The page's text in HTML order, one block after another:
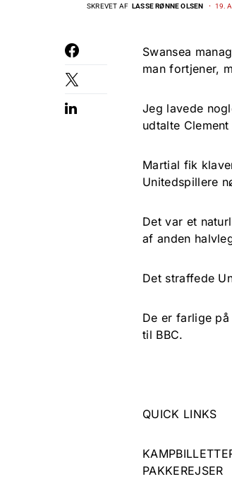
SKREVET AF LASSE RØNNE OLSEN 19.
Swansea
man fortjener,
Jeg lavede
udtalte
Martial fik
Unitedspillere
Det var et
af anden
Det straffede
De er farlige
til BBC.
QUICK LINKS
PAKKEREJSER